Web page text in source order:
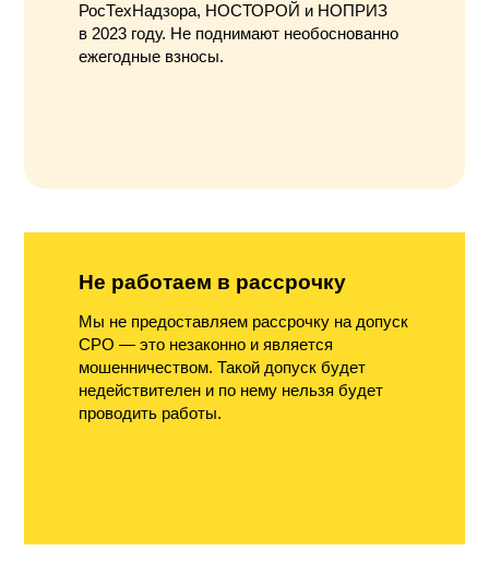
РосТехНадзора, НОСТОРОЙ и НОПРИЗ
в 2023 году. Не поднимают необоснованно
ежегодные взносы.
Не работаем в рассрочку
Мы не предоставляем рассрочку на допуск
СРО — это незаконно и является
мошенничеством. Такой допуск будет
недействителен и по нему нельзя будет
проводить работы.